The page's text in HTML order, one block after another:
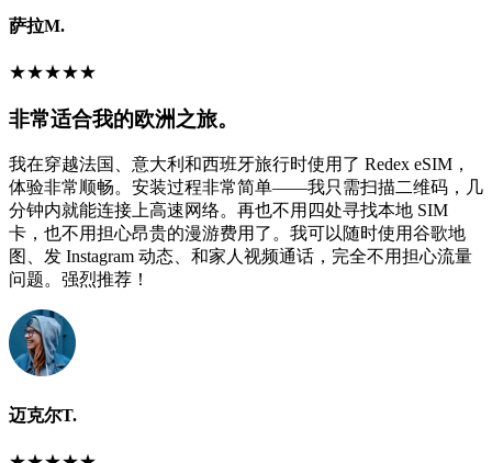
萨拉M.
★★★★★
非常适合我的欧洲之旅。
我在穿越法国、意大利和西班牙旅行时使用了 Redex eSIM，
体验非常顺畅。安装过程非常简单——我只需扫描二维码，几
分钟内就能连接上高速网络。再也不用四处寻找本地 SIM
卡，也不用担心昂贵的漫游费用了。我可以随时使用谷歌地
图、发 Instagram 动态、和家人视频通话，完全不用担心流量
问题。强烈推荐！
迈克尔T.